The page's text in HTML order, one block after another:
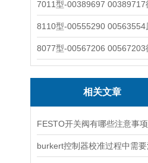
相关文章
FESTO开关阀有哪些注意事项